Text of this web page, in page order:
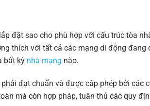
đặt sao cho phù hợp với cấu trúc tòa
thích với tất cả các mạng di động
bất kỳ nhà mạng nào.
đạt chuẩn và được cấp phép bởi các
mà còn hợp pháp, tuân thủ các quy